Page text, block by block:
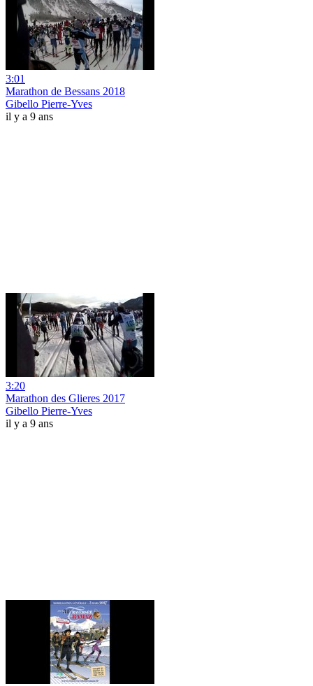
3:01
Marathon de Bessans 2018
Gibello Pierre-Yves
il y a 9 ans
3:20
Marathon des Glieres 2017
Gibello Pierre-Yves
il y a 9 ans